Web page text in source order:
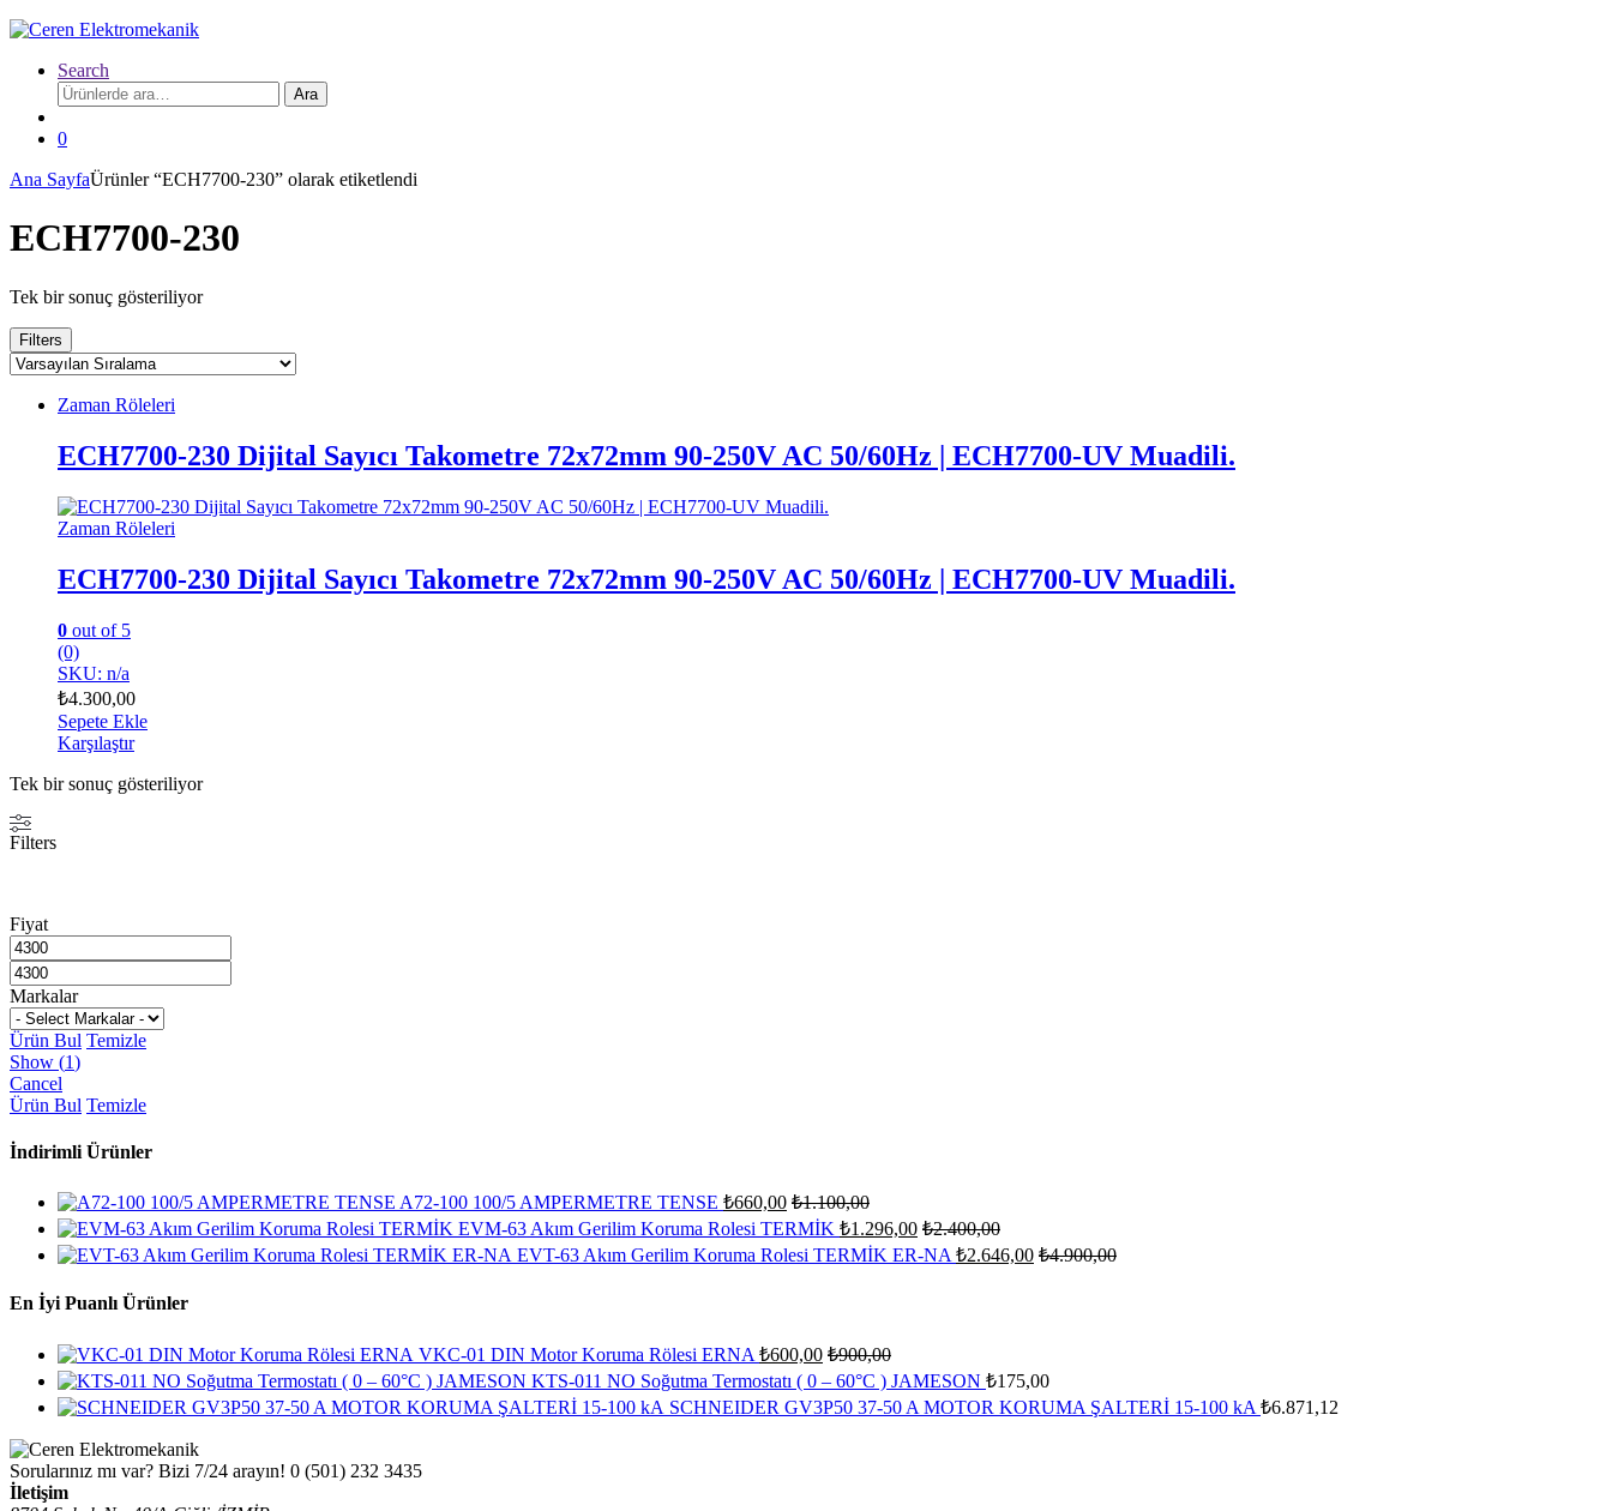
Search
Ara:
Ara
0
Ana SayfaÜrünler “ECH7700-230” olarak etiketlendi
ECH7700-230
Tek bir sonuç gösteriliyor
Filters
Zaman Röleleri
ECH7700-230 Dijital Sayıcı Takometre 72x72mm 90-250V AC 50/60Hz | ECH7700-UV Muadili.
Zaman Röleleri
ECH7700-230 Dijital Sayıcı Takometre 72x72mm 90-250V AC 50/60Hz | ECH7700-UV Muadili.
0 out of 5
(0)
SKU: n/a
₺4.300,00
Sepete Ekle
Karşılaştır
Tek bir sonuç gösteriliyor
Filters
Fiyat
Markalar
Ürün Bul Temizle
Show (1)
Cancel
Ürün Bul Temizle
İndirimli Ürünler
A72-100 100/5 AMPERMETRE TENSE ₺660,00 ₺1.100,00
EVM-63 Akım Gerilim Koruma Rolesi TERMİK ₺1.296,00 ₺2.400,00
EVT-63 Akım Gerilim Koruma Rolesi TERMİK ER-NA ₺2.646,00 ₺4.900,00
En İyi Puanlı Ürünler
VKC-01 DIN Motor Koruma Rölesi ERNA ₺600,00 ₺900,00
KTS-011 NO Soğutma Termostatı ( 0 – 60°C ) JAMESON ₺175,00
SCHNEIDER GV3P50 37-50 A MOTOR KORUMA ŞALTERİ 15-100 kA ₺6.871,12
Sorularınız mı var? Bizi 7/24 arayın! 0 (501) 232 3435
İletişim